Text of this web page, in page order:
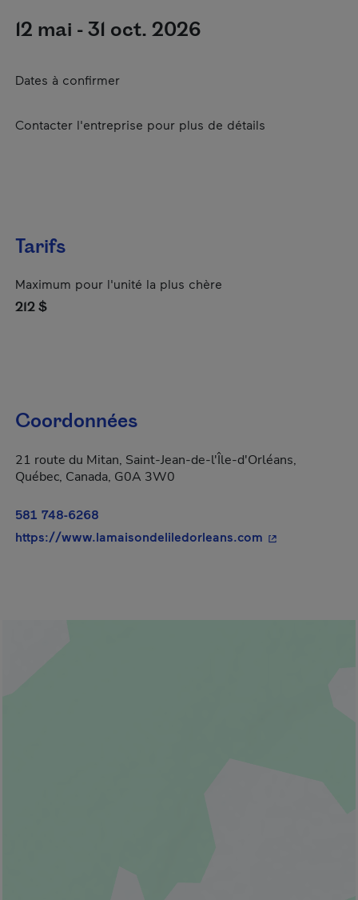
12 mai - 31 oct. 2026
Dates à confirmer
Contacter l'entreprise pour plus de détails
Tarifs
Maximum pour l'unité la plus chère
212 $
Coordonnées
21 route du Mitan, Saint-Jean-de-l'Île-d'Orléans,
Québec, Canada, G0A 3W0
581 748-6268
https://www.lamaisondeliledorleans.com - Cet